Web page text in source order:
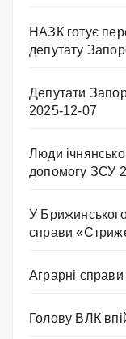
НАЗК готує
депутату
Депутати
2025-12-07
Люди
допомогу ЗСУ
У
справи
Аграрні справи
Голову ВЛК